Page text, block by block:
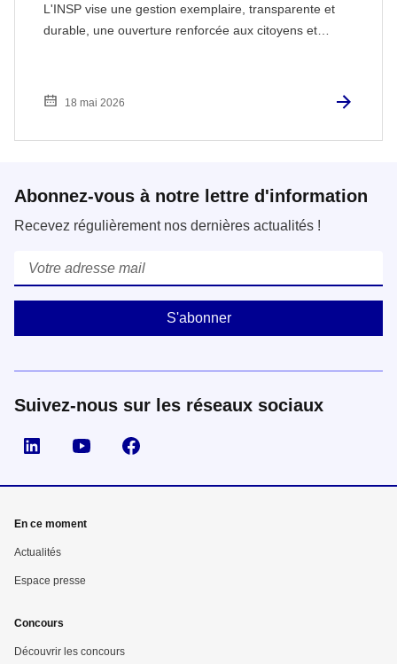
L'INSP vise une gestion exemplaire, transparente et
durable, une ouverture renforcée aux citoyens et…
18 mai 2026
Abonnez-vous à notre lettre d'information
Recevez régulièrement nos dernières actualités !
Courriel
Suivez-nous sur les réseaux sociaux
Suivez nous sur LinkedIn
Suivez nous sur YouTube
En ce moment
Actualités
Espace presse
Concours
Découvrir les concours